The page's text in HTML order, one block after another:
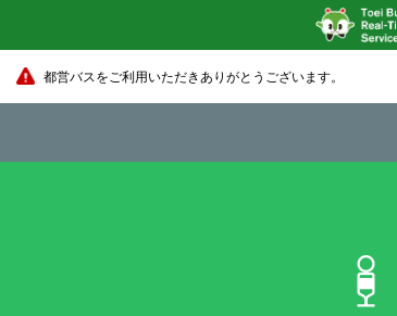
都営バスをご利用いただきありがとうございます。